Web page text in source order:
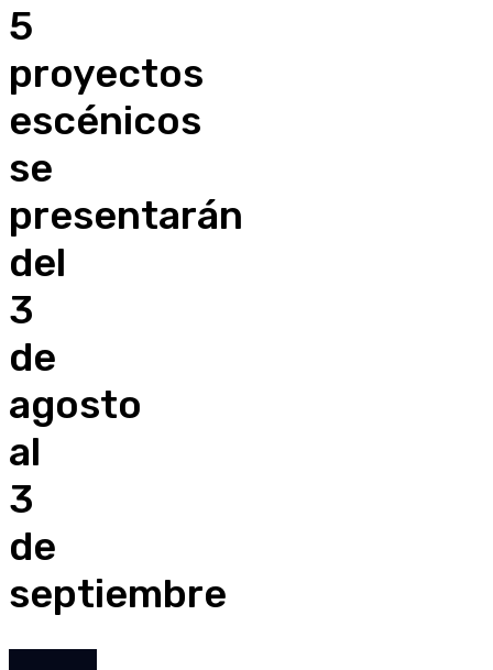
5
proyectos
escénicos
se
presentarán
del
3
de
agosto
al
3
de
septiembre